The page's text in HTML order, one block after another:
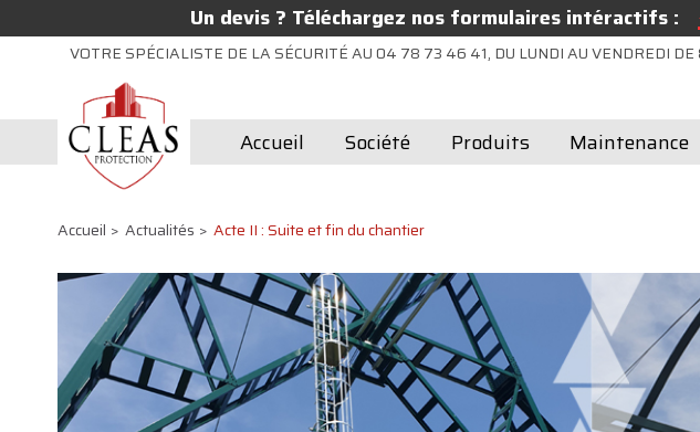
Un devis ? Téléchargez nos formulaires intéractifs :
VOTRE SPÉCIALISTE DE LA SÉCURITÉ AU 04 78 73 46 41, DU LUNDI AU VENDREDI DE
Accueil Société Produits Maintenance
Accueil Actualités Acte II : Suite et fin du chantier